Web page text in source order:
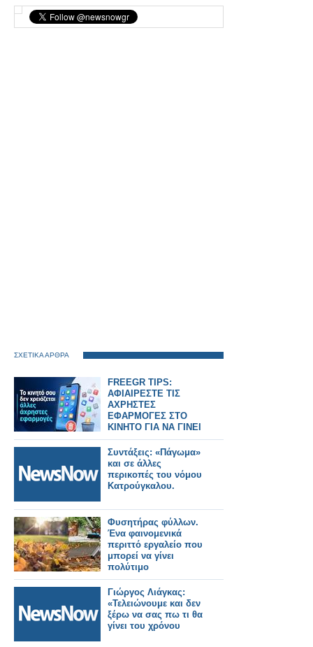
ΣΧΕΤΙΚΑ ΑΡΘΡΑ
FREEGR TIPS:
ΑΦΙΑΙΡΕΣΤΕ ΤΙΣ
ΑΧΡΗΣΤΕΣ
ΕΦΑΡΜΟΓΕΣ ΣΤΟ
ΚΙΝΗΤΟ ΓΙΑ ΝΑ ΓΙΝΕΙ
ΠΙΟ ΓΡΗΓΟΡΟ
Συντάξεις: «Πάγωμα»
και σε άλλες
περικοπές του νόμου
Κατρούγκαλου.
Φυσητήρας φύλλων.
Ένα φαινομενικά
περιττό εργαλείο που
μπορεί να γίνει
πολύτιμο
Γιώργος Λιάγκας:
«Τελειώνουμε και δεν
ξέρω να σας πω τι θα
γίνει του χρόνου